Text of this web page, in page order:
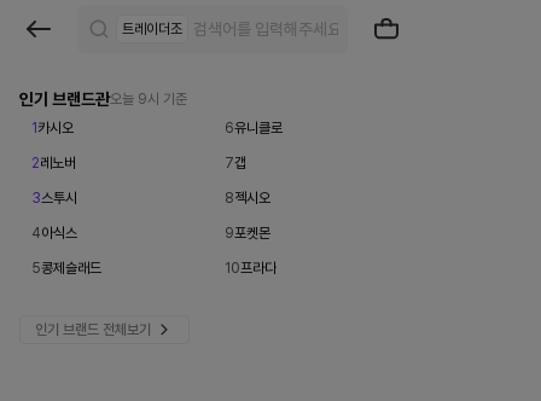
트레이더조
드인기 브랜드관오늘 9시 기준
1 카시오
2레노버
3스투시
4아식스
5콩제슬래드
6유니클로
7갭
8젝시오
9포켓몬
10프라다
인기 브랜드 전체보기